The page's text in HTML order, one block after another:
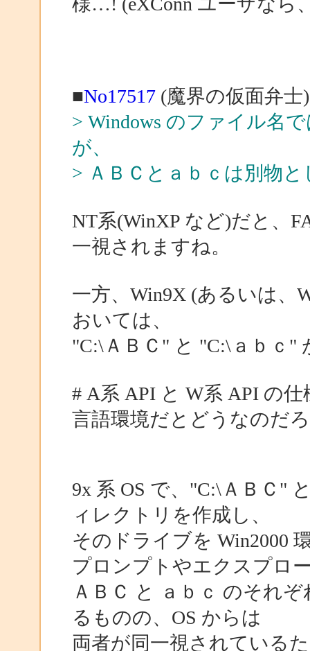
■No17517(魔界の仮面弁士
> Windows のファイル名
が、
> ＡＢＣとａｂｃは別物
NT系(WinXP など)だと、
一視されますね。
一方、Win9X (あるいは、
おいては、
"C:\ＡＢＣ" と "C:\ａｂｃ"
# A系 API と W系 API の
言語環境だとどうなのだ
9x 系 OS で、"C:\ＡＢＣ"
ィレクトリを作成し、
そのドライブを Win2000
プロンプトやエクスプロ
ＡＢＣ と ａｂｃ のそれ
るものの、OS からは
両者が同一視されている